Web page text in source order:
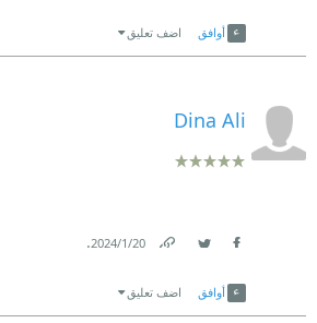
أوافق اضف تعليق
Dina Ali
20‏/1‏/2024
.
أوافق اضف تعليق